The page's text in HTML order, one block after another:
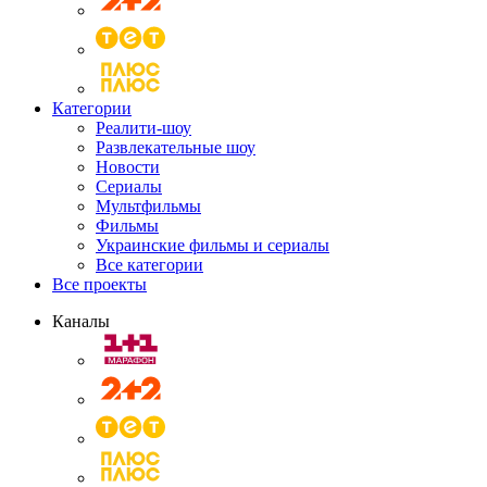
Категории
Реалити-шоу
Развлекательные шоу
Новости
Сериалы
Мультфильмы
Фильмы
Украинские фильмы и сериалы
Все категории
Все проекты
Каналы